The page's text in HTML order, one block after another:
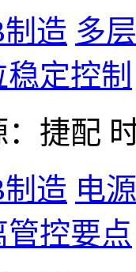
制造 多
稳定控制
：捷配
制造 电
管控要点